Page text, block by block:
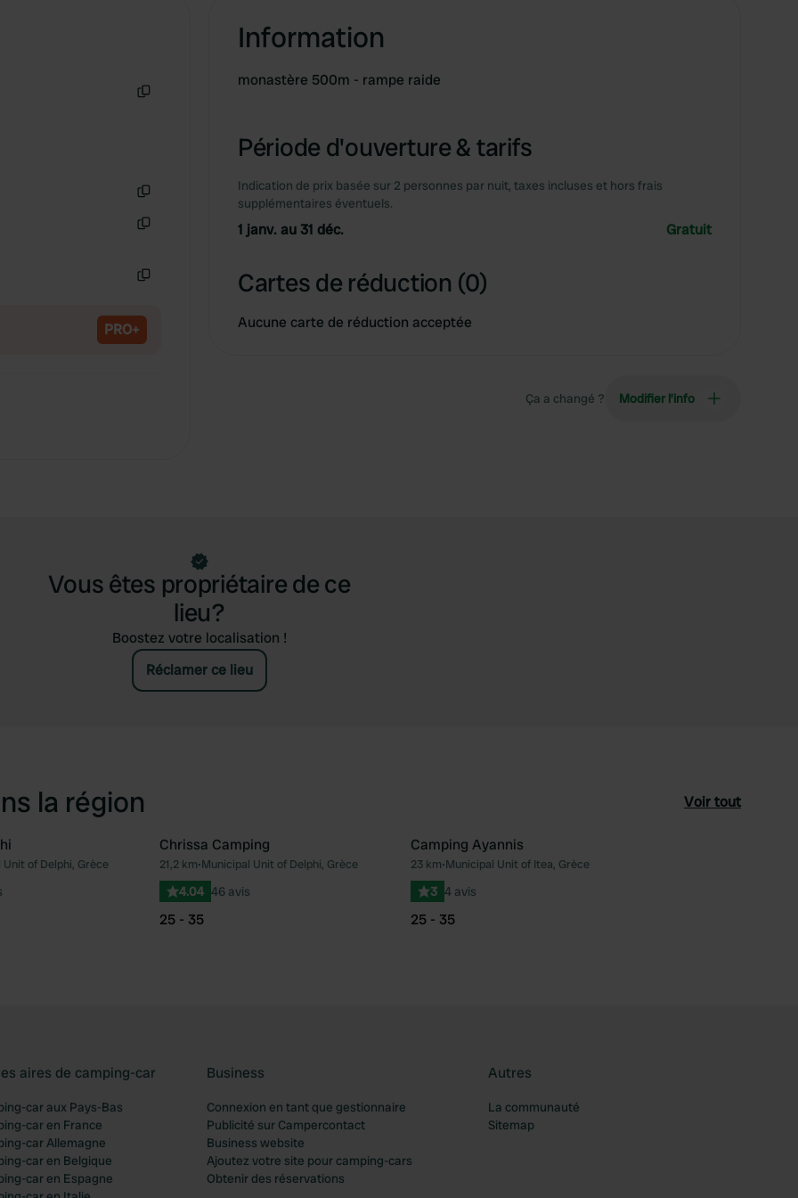
PRO+
Information
monastère 500m - rampe raide
Période d'ouverture & tarifs
Indication de prix basée sur 2 personnes par nuit, taxes incluses et hors frais
supplémentaires éventuels.
1 janv. au 31 déc. Gratuit
Cartes de réduction (0)
Aucune carte de réduction acceptée
Ça a changé ? Modifier l’info
Vous êtes propriétaire de ce
lieu?
Boostez votre localisation !
Réclamer ce lieu
la région Voir tout
Préféré
Unit of Delphi, Grèce Préféré
Chrissa Camping
21,2 km•Municipal Unit of Delphi, Grèce
4.04 46 avis
25 - 35
Camping Ayannis
23 km•Municipal Unit of Itea, Grèce
3 4 avis
25 - 35
aires de camping-car
car aux Pays-Bas
car en France
car Allemagne
car en Belgique
car en Espagne
Business
Connexion en tant que gestionnaire
Publicité sur Campercontact
Business website
Ajoutez votre site pour camping-cars
Obtenir des réservations
Autres
La communauté
Sitemap